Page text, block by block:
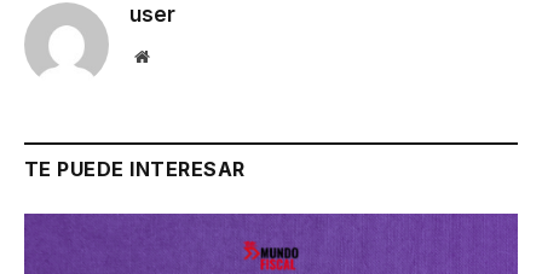
user
Website
TE PUEDE INTERESAR